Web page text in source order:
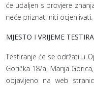
će udaljen s provjere
neće priznati niti ocjenjivati.
MJESTO I VRIJEME
Testiranje će se održati u
Gorička 18/a, Marija
objavljeno na web